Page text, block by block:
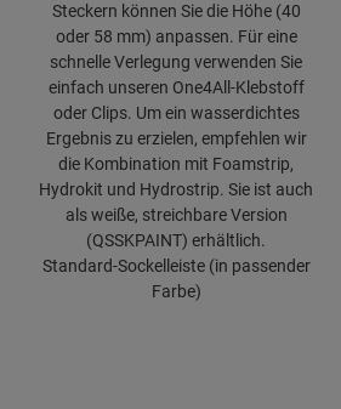
Steckern können Sie die Höhe (40
oder 58 mm) anpassen. Für eine
schnelle Verlegung verwenden Sie
einfach unseren One4All-Klebstoff
oder Clips. Um ein wasserdichtes
Ergebnis zu erzielen, empfehlen wir
die Kombination mit Foamstrip,
Hydrokit und Hydrostrip. Sie ist auch
als weiße, streichbare Version
(QSSKPAINT) erhältlich.
Standard-Sockelleiste (in passender
Farbe)